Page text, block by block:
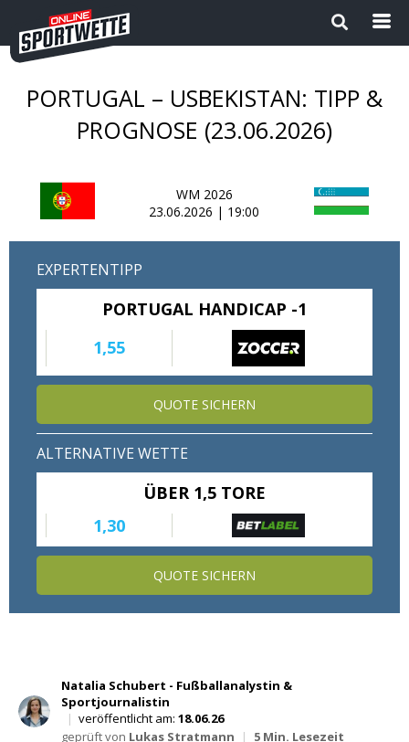
Sport Magazin 1
Vergleich 2026
Neue Wettanbieter
Sportwetten Apps
Wett Tipps für Heute
PORTUGAL – USBEKISTAN: TIPP &
PROGNOSE (23.06.2026)
WM 2026
23.06.2026 | 19:00
EXPERTENTIPP
PORTUGAL HANDICAP -1
1,55
QUOTE SICHERN
ALTERNATIVE WETTE
ÜBER 1,5 TORE
1,30
QUOTE SICHERN
Natalia Schubert - Fußballanalystin &
Sportjournalistin
| veröffentlicht am: 18.06.26
geprüft von Lukas Stratmann | 5 Min. Lesezeit